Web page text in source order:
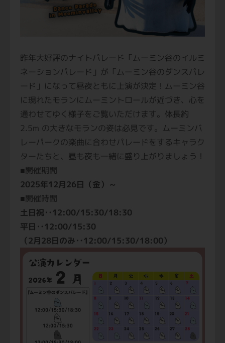
昨年大好評のナイトパレード「ムーミン谷のイルミ
ネーションパレード」が「ムーミン谷のダンスパレ
ード」になって昼夜ともに上演が決定！ムーミン谷
に現れたモランにムーミントロールが近づき、心を
通わせてゆく様子をご覧いただけます。体長約
2.5m の大きなモランの姿は必見です。ムーミンバ
レーパークの楽曲に合わせパレードをするキャラク
ターたちと、昼も夜も一緒に盛り上がりましょう！
■開催期間
2025年12月26日（金）～
■開催時間
土日祝‥12:00/15:30/18:30
平日‥12:00/15:30
（2月28日のみ‥12:00/15:30/18:00）